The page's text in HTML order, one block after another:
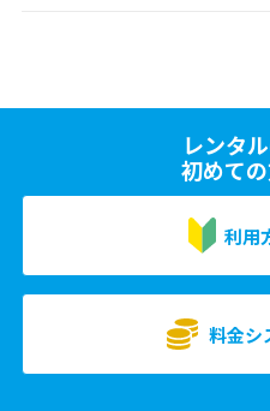
レンタ
初めて
利用
料金シ